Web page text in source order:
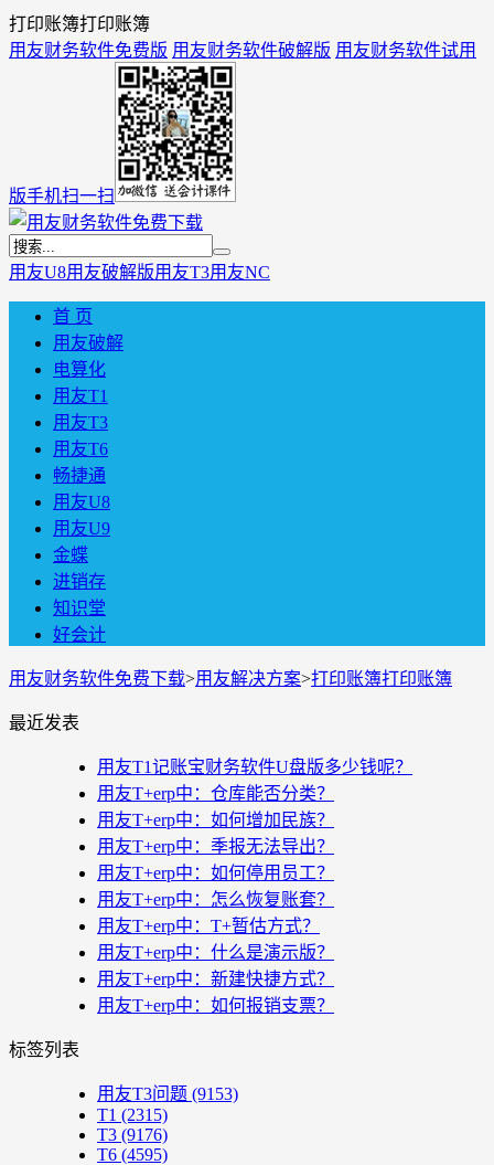
打印账簿打印账簿
用友财务软件免费版 用友财务软件破解版 用友财务软件试用
版手机扫一扫
用友U8用友破解版用友T3用友NC
首 页
用友破解
电算化
用友T1
用友T3
用友T6
畅捷通
用友U8
用友U9
金蝶
进销存
知识堂
好会计
用友财务软件免费下载>用友解决方案>打印账簿打印账簿
最近发表
用友T1记账宝财务软件U盘版多少钱呢？
用友T+erp中：仓库能否分类？
用友T+erp中：如何增加民族？
用友T+erp中：季报无法导出？
用友T+erp中：如何停用员工？
用友T+erp中：怎么恢复账套？
用友T+erp中：T+暂估方式？
用友T+erp中：什么是演示版？
用友T+erp中：新建快捷方式？
用友T+erp中：如何报销支票？
标签列表
用友T3问题 (9153)
T1 (2315)
T3 (9176)
T6 (4595)